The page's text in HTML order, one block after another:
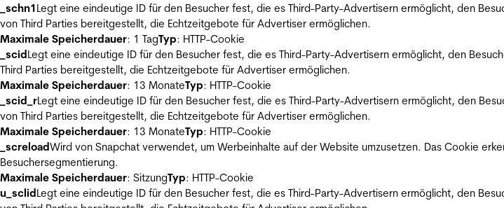
_schn1Legt eine eindeutige ID für den Besucher fest, die es Third-Party-Advertisern ermöglicht, den
von Third Parties bereitgestellt, die Echtzeitgebote für Advertiser ermöglichen.
Maximale Speicherdauer: 1 TagTyp: HTTP-Cookie
_scidLegt eine eindeutige ID für den Besucher fest, die es Third-Party-Advertisern ermöglicht, den
Third Parties bereitgestellt, die Echtzeitgebote für Advertiser ermöglichen.
Maximale Speicherdauer: 13 MonateTyp: HTTP-Cookie
_scid_rLegt eine eindeutige ID für den Besucher fest, die es Third-Party-Advertisern ermöglicht, den
von Third Parties bereitgestellt, die Echtzeitgebote für Advertiser ermöglichen.
Maximale Speicherdauer: 13 MonateTyp: HTTP-Cookie
_screloadWird von Snapchat verwendet, um Werbeinhalte auf der Website umzusetzen. Das Cookie
Besuchersegmentierung.
Maximale Speicherdauer: SitzungTyp: HTTP-Cookie
u_sclidLegt eine eindeutige ID für den Besucher fest, die es Third-Party-Advertisern ermöglicht, den